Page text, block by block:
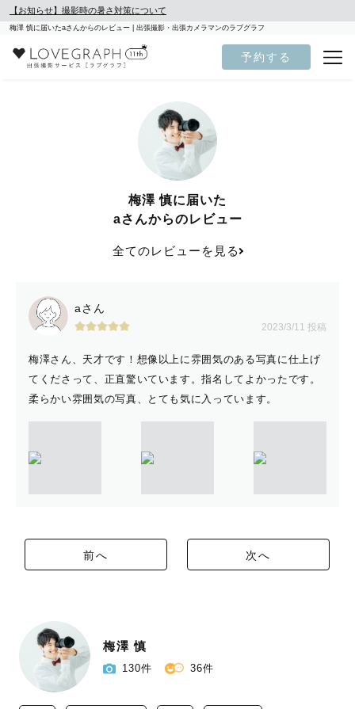
【お知らせ】撮影時の暑さ対策について
梅澤 慎に届いたaさんからのレビュー | 出張撮影・出張カメラマンのラブグラフ
予約する
梅澤 慎に届いた
aさんからのレビュー
全てのレビューを見る
aさん
2023/3/11 投稿
梅澤さん、天才です！想像以上に雰囲気のある写真に仕上げ
てくださって、正直驚いています。指名してよかったです。
柔らかい雰囲気の写真、とても気に入っています。
前へ 次へ
梅澤 慎
130件 36件